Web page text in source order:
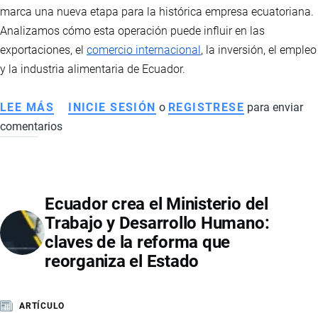
TENDENCIAS
marca una nueva etapa para la histórica empresa ecuatoriana.
Analizamos cómo esta operación puede influir en las
exportaciones, el comercio internacional, la inversión, el empleo
y la industria alimentaria de Ecuador.
LEE MÁS SOBRE
GRUPO
UNIVERSAL:
QUÉ
SIGNIFICA
PARA
INICIE SESIÓN o REGISTRESE para enviar
comentarios
Ecuador crea el Ministerio del
Trabajo y Desarrollo Humano:
claves de la reforma que
reorganiza el Estado
ARTÍCULO